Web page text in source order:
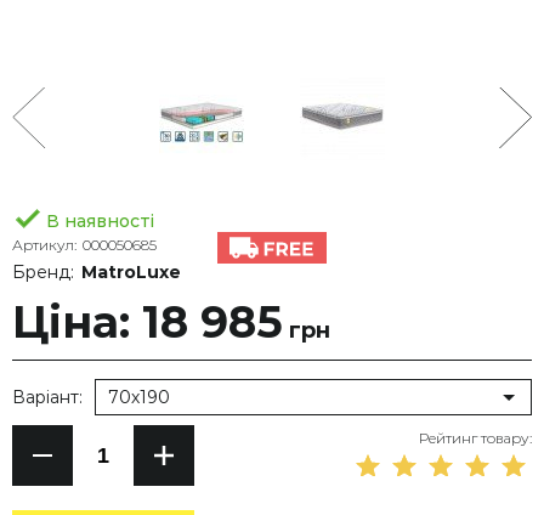
В наявності
Артикул: 000050685
Бренд: MatroLuxe
Ціна: 18 985 грн
Варіант: 70х190
Рейтинг товару: